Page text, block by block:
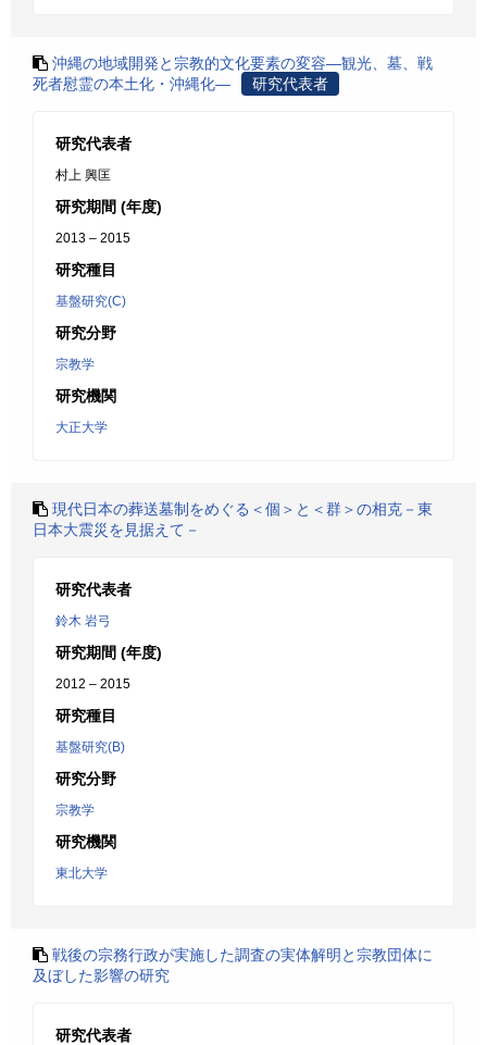
沖縄の地域開発と宗教的文化要素の変容―観光、墓、戦
死者慰霊の本土化・沖縄化―
研究代表者
研究代表者
村上 興匡
研究期間 (年度)
2013 – 2015
研究種目
基盤研究(C)
研究分野
宗教学
研究機関
大正大学
現代日本の葬送墓制をめぐる＜個＞と＜群＞の相克－東
日本大震災を見据えて－
研究代表者
鈴木 岩弓
研究期間 (年度)
2012 – 2015
研究種目
基盤研究(B)
研究分野
宗教学
研究機関
東北大学
戦後の宗務行政が実施した調査の実体解明と宗教団体に
及ぼした影響の研究
研究代表者